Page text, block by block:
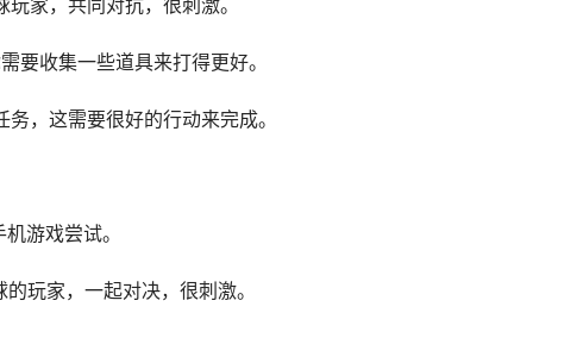
家，共同对抗，很刺激。
要收集一些道具来打得更好。
，这需要很好的行动来完成。
游戏尝试。
玩家，一起对决，很刺激。